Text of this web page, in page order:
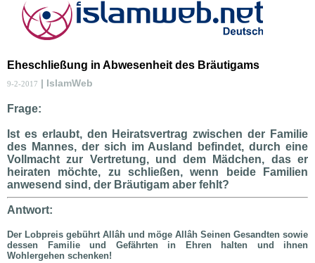
Eheschließung in Abwesenheit des Bräutigams
9-2-2017 | IslamWeb
Frage:
Ist es erlaubt, den Heiratsvertrag zwischen der Familie
des Mannes, der sich im Ausland befindet, durch eine
Vollmacht zur Vertretung, und dem Mädchen, das er
heiraten möchte, zu schließen, wenn beide Familien
anwesend sind, der Bräutigam aber fehlt?
Antwort:
Der Lobpreis gebührt Allâh und möge Allâh Seinen Gesandten sowie
dessen Familie und Gefährten in Ehren halten und ihnen
Wohlergehen schenken!